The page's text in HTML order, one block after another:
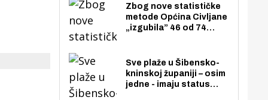
Zbog nove statističke
metode Općina Civljane
„izgubila” 46 od 74
nego radno sposobnih
osoba među svojih 170
stanovnika.
Sve plaže u Šibensko-
kninskoj županiji – osim
jedne - imaju status